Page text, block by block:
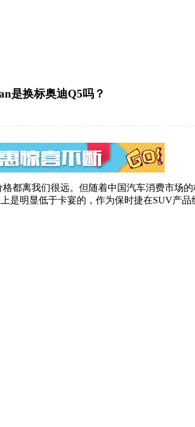
是换标奥迪Q5吗？
都离我们很远。但随着中国汽车消费市场
明显低于卡宴的，作为保时捷在SUV产